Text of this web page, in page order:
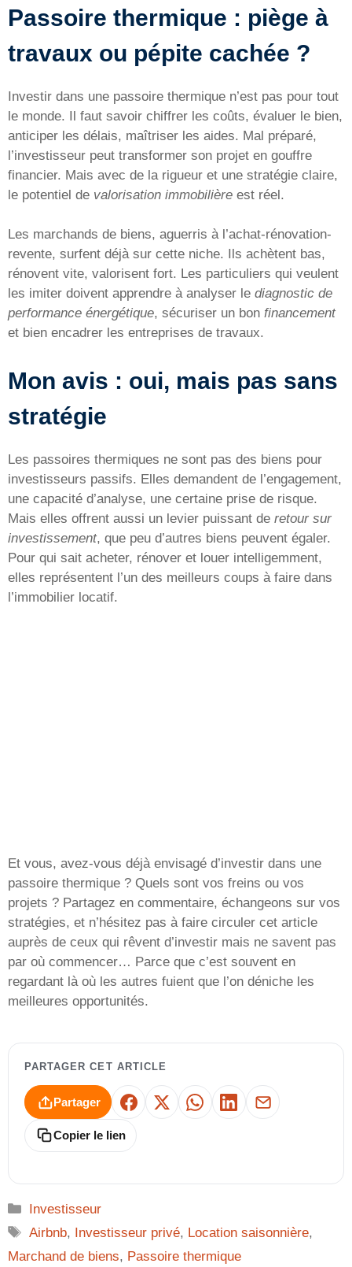
Passoire thermique : piège à
travaux ou pépite cachée ?
Investir dans une passoire thermique n’est pas pour tout
le monde. Il faut savoir chiffrer les coûts, évaluer le bien,
anticiper les délais, maîtriser les aides. Mal préparé,
l’investisseur peut transformer son projet en gouffre
financier. Mais avec de la rigueur et une stratégie claire,
le potentiel de valorisation immobilière est réel.
Les marchands de biens, aguerris à l’achat-rénovation-
revente, surfent déjà sur cette niche. Ils achètent bas,
rénovent vite, valorisent fort. Les particuliers qui veulent
les imiter doivent apprendre à analyser le diagnostic de
performance énergétique, sécuriser un bon financement
et bien encadrer les entreprises de travaux.
Mon avis : oui, mais pas sans
stratégie
Les passoires thermiques ne sont pas des biens pour
investisseurs passifs. Elles demandent de l’engagement,
une capacité d’analyse, une certaine prise de risque.
Mais elles offrent aussi un levier puissant de retour sur
investissement, que peu d’autres biens peuvent égaler.
Pour qui sait acheter, rénover et louer intelligemment,
elles représentent l’un des meilleurs coups à faire dans
l’immobilier locatif.
Et vous, avez-vous déjà envisagé d’investir dans une
passoire thermique ? Quels sont vos freins ou vos
projets ? Partagez en commentaire, échangeons sur vos
stratégies, et n’hésitez pas à faire circuler cet article
auprès de ceux qui rêvent d’investir mais ne savent pas
par où commencer… Parce que c’est souvent en
regardant là où les autres fuient que l’on déniche les
meilleures opportunités.
PARTAGER CET ARTICLE
Partager Facebook
X WhatsAppLinkedInE-mail
Copier le lien
Catégories
Investisseur
Étiquettes
Airbnb, Investisseur privé, Location saisonnière,
Marchand de biens, Passoire thermique